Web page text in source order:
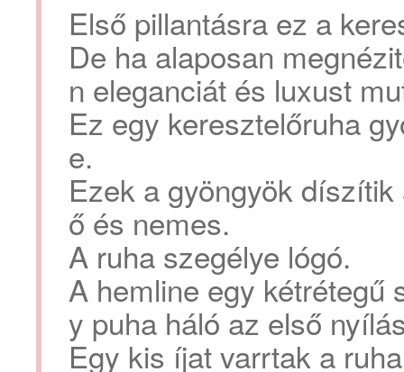
Első pillantásra ez a
De ha alaposan
n eleganciát és luxust
Ez egy keresztelőruha
e.
Ezek a gyöngyök
ő és nemes.
A ruha szegélye lógó.
A hemline egy kétrétegű
y puha háló az első
Egy kis íjat varrtak a